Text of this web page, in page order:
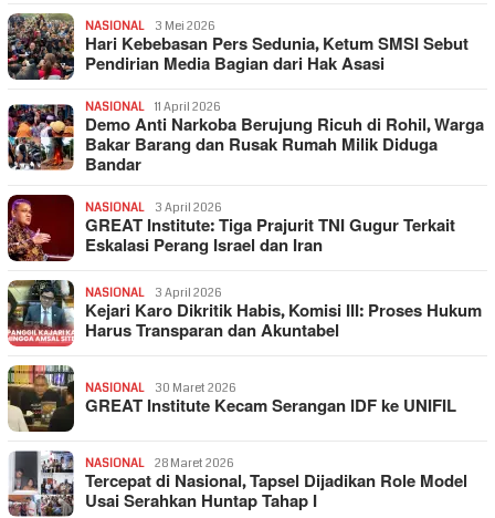
NASIONAL 3 Mei 2026
Hari Kebebasan Pers Sedunia, Ketum SMSI Sebut
Pendirian Media Bagian dari Hak Asasi
NASIONAL 11 April 2026
Demo Anti Narkoba Berujung Ricuh di Rohil, Warga
Bakar Barang dan Rusak Rumah Milik Diduga
Bandar
NASIONAL 3 April 2026
GREAT Institute: Tiga Prajurit TNI Gugur Terkait
Eskalasi Perang Israel dan Iran
NASIONAL 3 April 2026
Kejari Karo Dikritik Habis, Komisi III: Proses Hukum
Harus Transparan dan Akuntabel
NASIONAL 30 Maret 2026
GREAT Institute Kecam Serangan IDF ke UNIFIL
NASIONAL 28 Maret 2026
Tercepat di Nasional, Tapsel Dijadikan Role Model
Usai Serahkan Huntap Tahap I